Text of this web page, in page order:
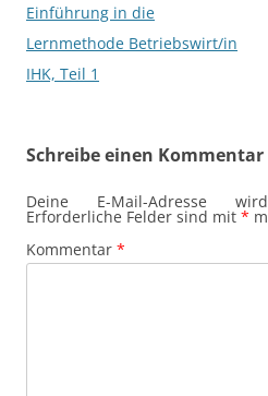
Einführung in die
Lernmethode Betriebswirt/in
IHK, Teil 1
Schreibe einen Kommentar
Deine E-Mail-Adresse
Erforderliche Felder sind mit *
Kommentar *